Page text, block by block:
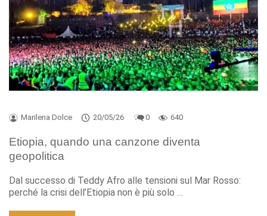
Marilena Dolce 20/05/26 0 640
Etiopia, quando una canzone diventa
geopolitica
Dal successo di Teddy Afro alle tensioni sul Mar Rosso:
perché la crisi dell’Etiopia non è più solo …